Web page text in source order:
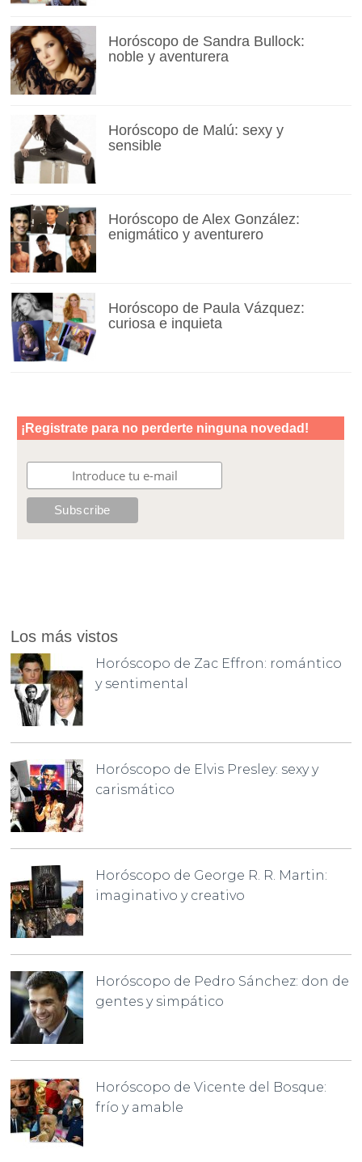
Horóscopo de Sandra Bullock:
noble y aventurera
Horóscopo de Malú: sexy y
sensible
Horóscopo de Alex González:
enigmático y aventurero
Horóscopo de Paula Vázquez:
curiosa e inquieta
Los más vistos
Horóscopo de Zac Effron: romántico
y sentimental
Horóscopo de Elvis Presley: sexy y
carismático
Horóscopo de George R. R. Martin:
imaginativo y creativo
Horóscopo de Pedro Sánchez: don de
gentes y simpático
Horóscopo de Vicente del Bosque:
frío y amable